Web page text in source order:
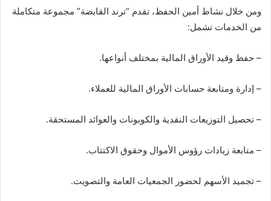
ومن خلال نشاط أمين الحفظ، تقدم “ترند القابضة” مجموعة متكاملة
من الخدمات تشمل:
– حفظ وقيد الأوراق المالية بمختلف أنواعها.
– إدارة ومتابعة حسابات الأوراق المالية للعملاء.
– تحصيل التوزيعات النقدية والكوبونات والعوائد المستحقة.
– متابعة زيادات رؤوس الأموال وحقوق الاكتتاب.
– تجميد الأسهم لحضور الجمعيات العامة والتصويت.